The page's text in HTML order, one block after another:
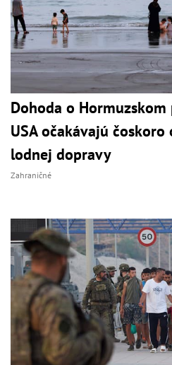
Dohoda o
USA očakávajú
lodnej dopravy
Zahraničné